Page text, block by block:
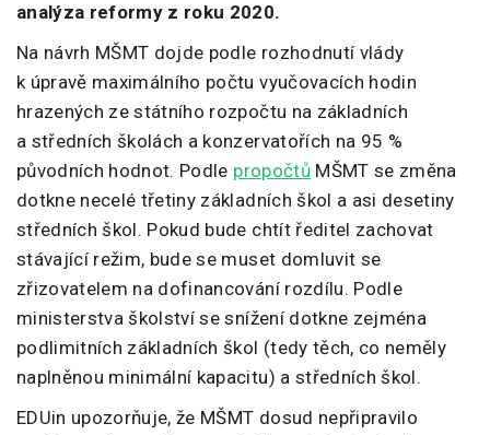
analýza reformy z roku 2020.
Na návrh MŠMT dojde podle rozhodnutí vlády
k úpravě maximálního počtu vyučovacích hodin
hrazených ze státního rozpočtu na základních
a středních školách a konzervatořích na 95 %
původních hodnot. Podle propočtůMŠMT se změna
dotkne necelé třetiny základních škol a asi desetiny
středních škol. Pokud bude chtít ředitel zachovat
stávající režim, bude se muset domluvit se
zřizovatelem na dofinancování rozdílu. Podle
ministerstva školství se snížení dotkne zejména
podlimitních základních škol (tedy těch, co neměly
naplněnou minimální kapacitu) a středních škol.
EDUin upozorňuje, že MŠMT dosud nepřipravilo